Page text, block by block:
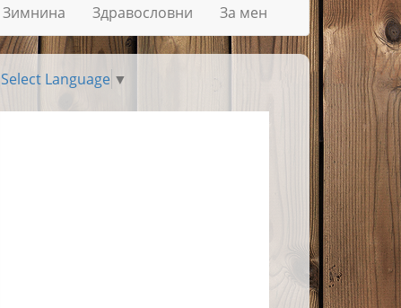
Зимнина Здравословни За мен
Select Language ▼